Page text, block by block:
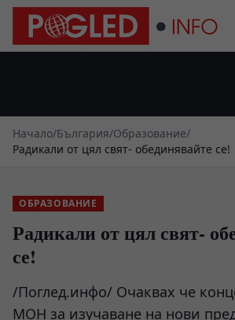
Начало/България/Образование/
Радикали от цял свят- обединявайте се!
ОБРАЗОВАНИЕ
Радикали от цял свят-
се!
/Поглед.инфо/ Очаквах че
МОН за изучаване на нови